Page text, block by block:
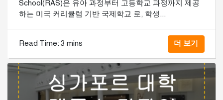
School(RAS)은 유아 과정부터 고등학교 과정까지 제공
하는 미국 커리큘럼 기반 국제학교 로, 학생...
Read Time: 3 mins 더 보기